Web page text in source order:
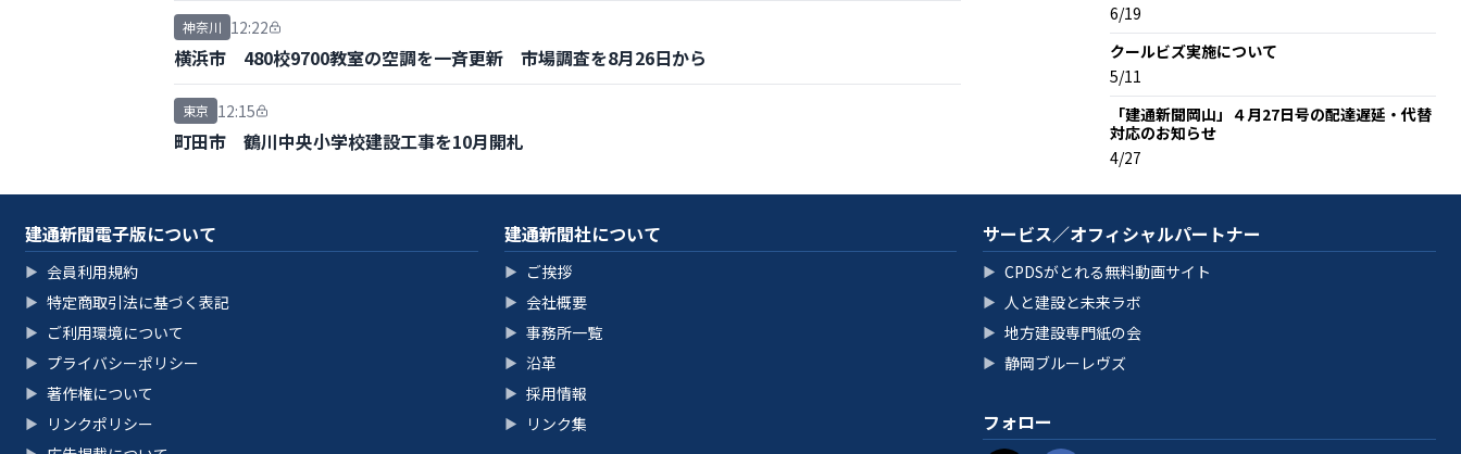
神奈川 12:22
横浜市 480校9700教室の空調を一斉更新 市場調査を8月26日から
東京 12:15
町田市 鶴川中央小学校建設工事を10月開札
6/19
クールビズ実施について
5/11
「建通新聞岡山」４月27日号の配達遅延・代替
対応のお知らせ
4/27
建通新聞電子版について
▶ 会員利用規約
▶ 特定商取引法に基づく表記
▶ ご利用環境について
▶ プライバシーポリシー
▶ 著作権について
▶ リンクポリシー
建通新聞社について
▶ ご挨拶
▶ 会社概要
▶ 事務所一覧
▶ 沿革
▶ 採用情報
▶ リンク集
サービス／オフィシャルパートナー
▶ CPDSがとれる無料動画サイト
▶ 人と建設と未来ラボ
▶ 地方建設専門紙の会
▶ 静岡ブルーレヴズ
フォロー